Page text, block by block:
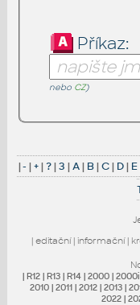
Příkaz:
nebo CZ)
|- |+|?|3 |A| B|C| D| E
| editační| informační|
| R12 | R13 | R14 | 2000 | 2000i
2010 | 2011 | 2012 | 2013 |
2022 |